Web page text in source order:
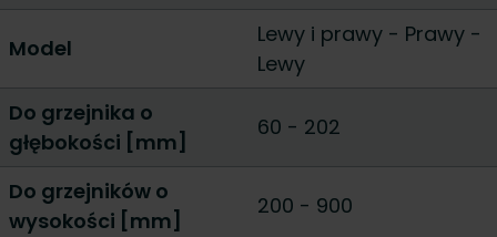
Model
Lewy i prawy - Prawy -
Lewy
Do grzejnika o
głębokości [mm]
60 - 202
Do grzejników o
wysokości [mm]
200 - 900